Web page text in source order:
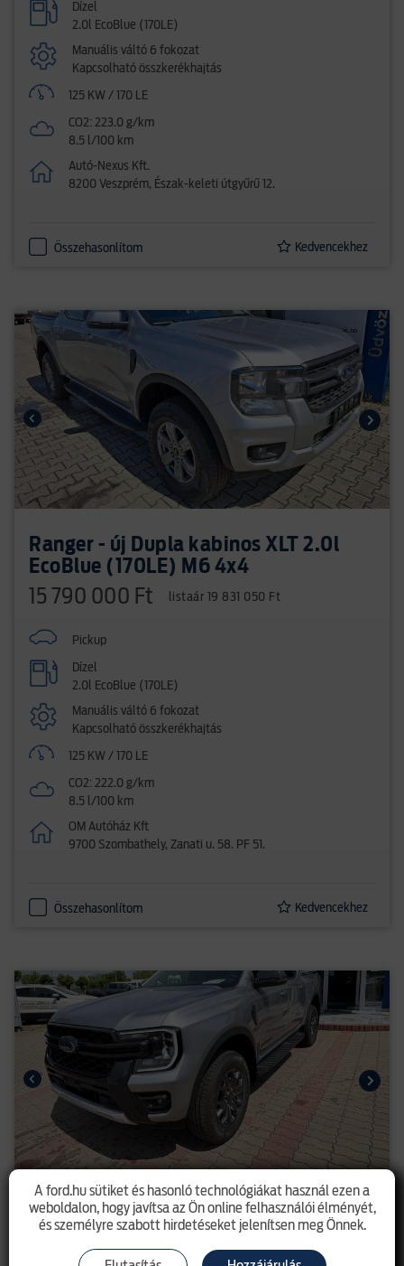
Dízel
2.0l EcoBlue (170LE)
Manuális váltó 6 fokozat
Kapcsolható összkerékhajtás
125 KW / 170 LE
CO2: 223.0 g/km
8.5 l/100 km
Autó-Nexus Kft.
8200 Veszprém, Észak-keleti útgyűrű 12.
Összehasonlítom Kedvencekhez
Ranger - új Dupla kabinos XLT 2.0l
EcoBlue (170LE) M6 4x4
15 790 000 Ft listaár 19 831 050 Ft
Pickup
Dízel
2.0l EcoBlue (170LE)
Manuális váltó 6 fokozat
Kapcsolható összkerékhajtás
125 KW / 170 LE
CO2: 222.0 g/km
8.5 l/100 km
OM Autóház Kft
9700 Szombathely, Zanati u. 58. PF 51.
Összehasonlítom Kedvencekhez
Ranger - új Dupla kabinos Wildtrak
2.0l EcoBlue (205LE) A10 e-4x4
15 811 500 Ft listaár 23 253 700 Ft
A ford.hu sütiket és hasonló technológiákat használ ezen a
weboldalon, hogy javítsa az Ön online felhasználói élményét,
és személyre szabott hirdetéseket jelenítsen meg Önnek.